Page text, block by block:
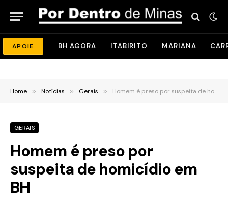
APOIE BH AGORA ITABIRITO MARIANA
Home » Notícias » Gerais » Homem é preso por suspeita de homicídio em BH
GERAIS
Homem é preso por
suspeita de homicídio em
BH